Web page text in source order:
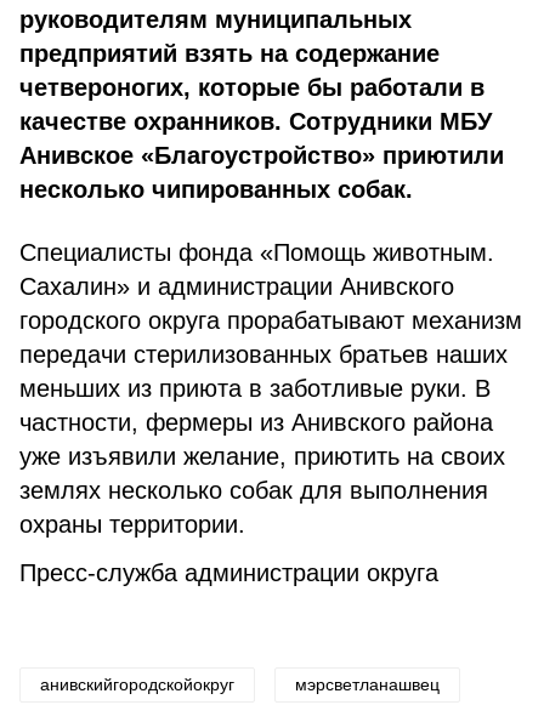
руководителям муниципальных
предприятий взять на содержание
четвероногих, которые бы работали в
качестве охранников. Сотрудники МБУ
Анивское «Благоустройство» приютили
несколько чипированных собак.
Специалисты фонда «Помощь животным.
Сахалин» и администрации Анивского
городского округа прорабатывают механизм
передачи стерилизованных братьев наших
меньших из приюта в заботливые руки. В
частности, фермеры из Анивского района
уже изъявили желание, приютить на своих
землях несколько собак для выполнения
охраны территории.
Пресс-служба администрации округа
анивскийгородскойокруг мэрсветланашвец